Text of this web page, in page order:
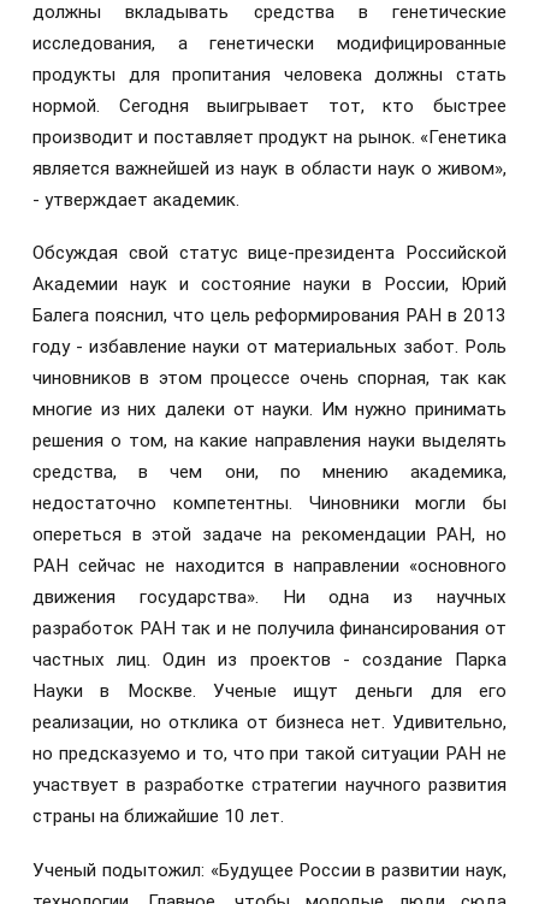
должны вкладывать средства в генетические
исследования, а генетически модифицированные
продукты для пропитания человека должны стать
нормой. Сегодня выигрывает тот, кто быстрее
производит и поставляет продукт на рынок. «Генетика
является важнейшей из наук в области наук о живом»,
- утверждает академик.
Обсуждая свой статус вице-президента Российской
Академии наук и состояние науки в России, Юрий
Балега пояснил, что цель реформирования РАН в 2013
году - избавление науки от материальных забот. Роль
чиновников в этом процессе очень спорная, так как
многие из них далеки от науки. Им нужно принимать
решения о том, на какие направления науки выделять
средства, в чем они, по мнению академика,
недостаточно компетентны. Чиновники могли бы
опереться в этой задаче на рекомендации РАН, но
РАН сейчас не находится в направлении «основного
движения государства». Ни одна из научных
разработок РАН так и не получила финансирования от
частных лиц. Один из проектов - создание Парка
Науки в Москве. Ученые ищут деньги для его
реализации, но отклика от бизнеса нет. Удивительно,
но предсказуемо и то, что при такой ситуации РАН не
участвует в разработке стратегии научного развития
страны на ближайшие 10 лет.
Ученый подытожил: «Будущее России в развитии наук,